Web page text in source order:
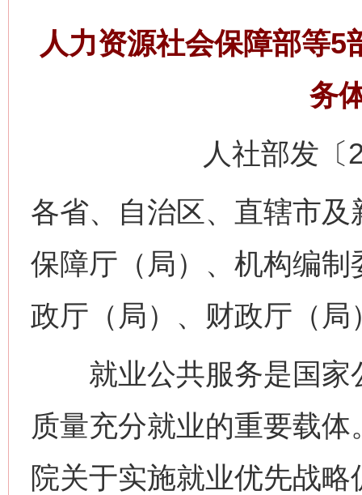
人力资源社会保障部等
务
人社部
各省、自治区、直辖市
保障厅（局）、机构编
政厅（局）、财政厅（局
就业公共服务是国家
质量充分就业的重要载
院关于实施就业优先战